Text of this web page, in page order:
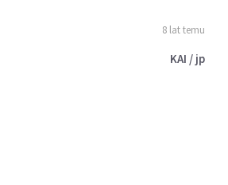
8 lat temu
KAI / jp